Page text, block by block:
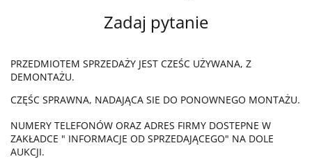
Zadaj pytanie
PRZEDMIOTEM SPRZEDAŻY JEST CZEŚC UŻYWANA, Z
DEMONTAŻU.
CZĘŚC SPRAWNA, NADAJĄCA SIE DO PONOWNEGO MONTAŻU.
NUMERY TELEFONÓW ORAZ ADRES FIRMY DOSTEPNE W
ZAKŁADCE " INFORMACJE OD SPRZEDAJĄCEGO" NA DOLE
AUKCJI.